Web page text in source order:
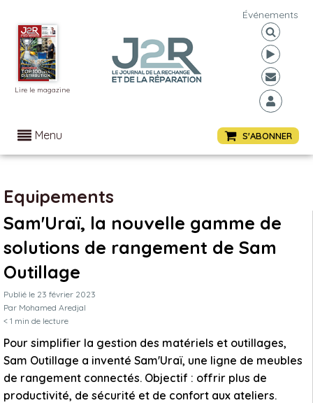
Lire le magazine
Événements
Menu S'ABONNER
Equipements
Sam'Uraï, la nouvelle gamme de
solutions de rangement de Sam
Outillage
Publié le 23 février 2023
Par Mohamed Aredjal
< 1 min de lecture
Pour simplifier la gestion des matériels et outillages,
Sam Outillage a inventé Sam'Uraï, une ligne de meubles
de rangement connectés. Objectif : offrir plus de
productivité, de sécurité et de confort aux ateliers.